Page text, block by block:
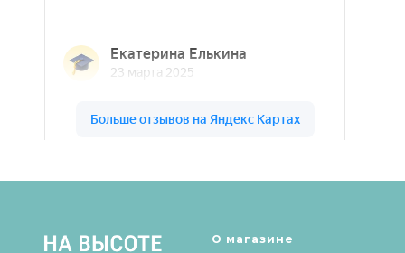
О магазине